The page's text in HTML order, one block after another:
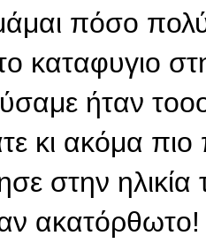
πόσο
καταφυγιο
ήταν
κι ακόμα
στην
ακατόρθωτο!